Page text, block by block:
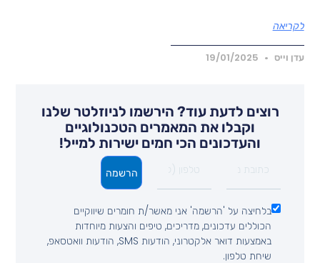
וייס 19/01/2025
רוצים לדעת עוד? הירשמו לניוזלטר שלנו
וקבלו את המאמרים הטכנולוגיים
והעדכונים הכי חמים ישירות למייל!
בלחיצה על 'הרשמה' אני מאשר/ת חומרים שיווקיים
הכוללים עדכונים, מדריכים, טיפים והצעות מיוחדות
באמצעות דואר אלקטרוני, הודעות SMS, הודעות וואטסאפ,
שיחת טלפון.
הרשמה